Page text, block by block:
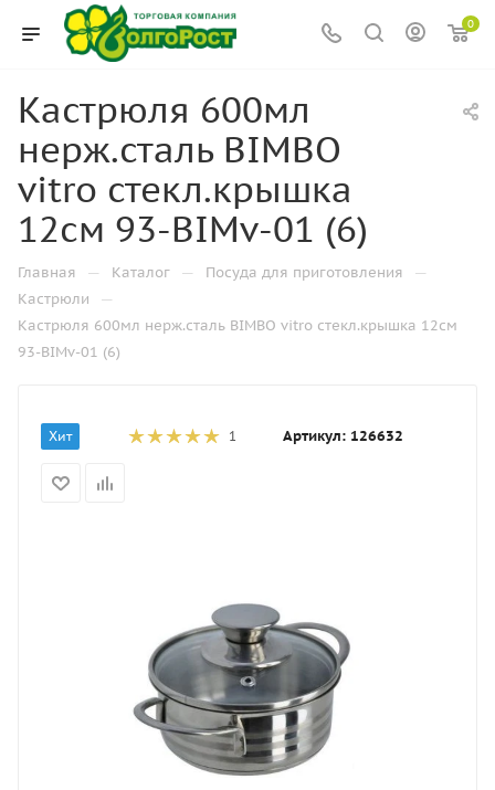
0
Кастрюля 600мл
нерж.сталь BIMBO
vitro стекл.крышка
12см 93-BIMv-01 (6)
Главная — Каталог — Посуда для приготовления —
Кастрюли —
Кастрюля 600мл нерж.сталь BIMBO vitro стекл.крышка 12см
93-BIMv-01 (6)
Хит 1 Артикул: 126632